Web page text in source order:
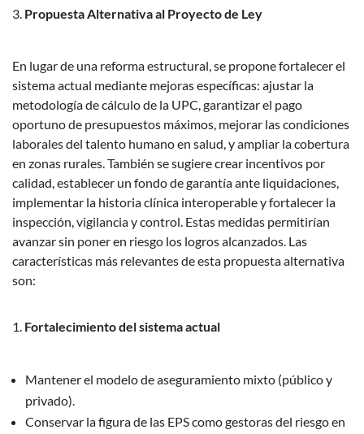
Propuesta Alternativa al Proyecto de Ley
En lugar de una reforma estructural, se propone fortalecer el
sistema actual mediante mejoras específicas: ajustar la
metodología de cálculo de la UPC, garantizar el pago
oportuno de presupuestos máximos, mejorar las condiciones
laborales del talento humano en salud, y ampliar la cobertura
en zonas rurales. También se sugiere crear incentivos por
calidad, establecer un fondo de garantía ante liquidaciones,
implementar la historia clínica interoperable y fortalecer la
inspección, vigilancia y control. Estas medidas permitirían
avanzar sin poner en riesgo los logros alcanzados. Las
características más relevantes de esta propuesta alternativa
son:
Fortalecimiento del sistema actual
Mantener el modelo de aseguramiento mixto (público y
privado).
Conservar la figura de las EPS como gestoras del riesgo en